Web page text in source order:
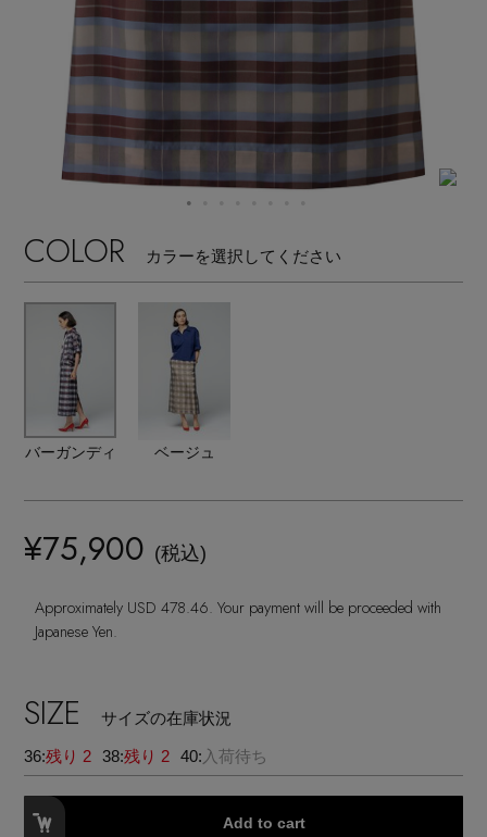
【サンダル】ビーサンの季節！
【リネン】涼しい夏素材
【CFCL】注目のPOP-UP
【雨の日】急な雨対策グッズ
【限定】ここでしか買えないアイテム
【ペプラム】トレンドシルエット
『ELLE』最新号掲載
【ジュエリー】シルバーでクールに
CATEGORY
ウェア
すべてのウェア
ブラウス・シャツ
ワンピース・チュニック
パンツ
ジャケット
ニット
シューズ
すべてのシューズ
サンダル
パンプス
スニーカー
レインシューズ
ブーツ
すべてのバッグ・財布
カゴバッグ
ショルダーバッグ
トートバッグ
クラッチバッグ
ボストンバッグ
ファッション小物
すべてのファッション小物
ストール・マフラー・ケープ
帽子・イヤーマフ
ベルト
アクセサリー
すべてのアクセサリー
ピアス・イヤリング
リング
コサージュ・ブローチ
アンクレット
ランジェリー
すべてのランジェリー
ランジェリー
インナー
スポーツ
ウェア
シューズ
水着・スイムウェア
CONTENTS
NEW IN BRAND
エル・ショップについて
お知らせ
COLOR カラーを選択してください
バーガンディ ベージュ
¥75,900 (税込)
Approximately USD 478.46. Your payment will be proceeded with
Japanese Yen.
SIZE サイズの在庫状況
36:残り 2 38:残り 2 40: 入荷待ち
Add to cart